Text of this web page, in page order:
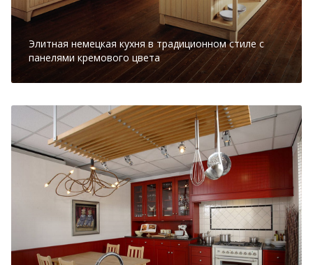
Элитная немецкая кухня в традиционном стиле с
панелями кремового цвета